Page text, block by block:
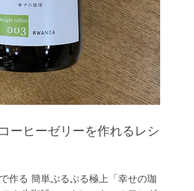
ーヒーゼリーを作れるレシ
作る 簡単ぷるぷる極上「幸せの珈